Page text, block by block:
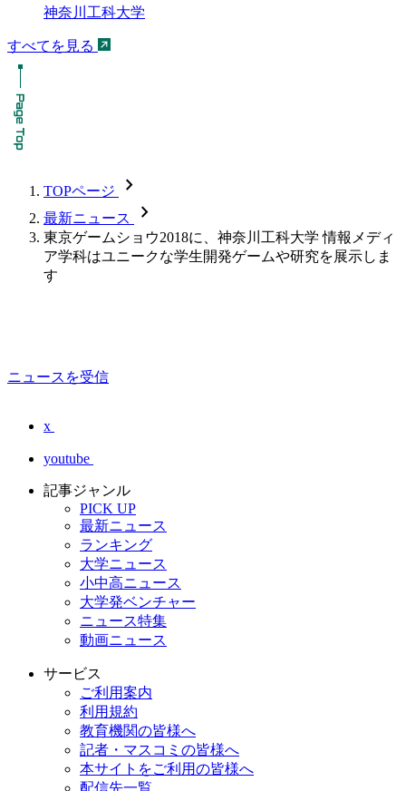
神奈川工科大学
すべてを見る
TOPページ chevron_forward
最新ニュース chevron_forward
東京ゲームショウ2018に、神奈川工科大学 情報メディ
ア学科はユニークな学生開発ゲームや研究を展示しま
す
ニュースを受信
x
youtube
記事ジャンル
PICK UP
最新ニュース
ランキング
大学ニュース
小中高ニュース
大学発ベンチャー
ニュース特集
動画ニュース
サービス
ご利用案内
利用規約
教育機関の皆様へ
記者・マスコミの皆様へ
本サイトをご利用の皆様へ